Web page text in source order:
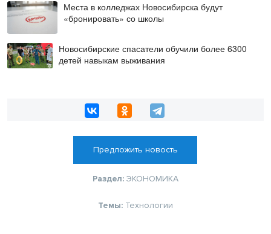
Места в колледжах Новосибирска будут
«бронировать» со школы
Новосибирские спасатели обучили более 6300
детей навыкам выживания
Предложить новость
Раздел: ЭКОНОМИКА
Темы: Технологии